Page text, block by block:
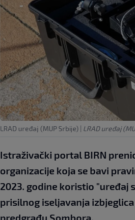
LRAD uređaj (MUP Srbije) | LRAD uređaj
Istraživački portal BIRN
organizacije koja se bavi
2023. godine koristio "uređaj
prisilnog iseljavanja
predgrađu Sombora.